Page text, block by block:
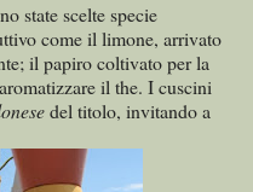
state scelte specie
come il limone, arrivato
il papiro coltivato per la
il the. I cuscini
del titolo, invitando a